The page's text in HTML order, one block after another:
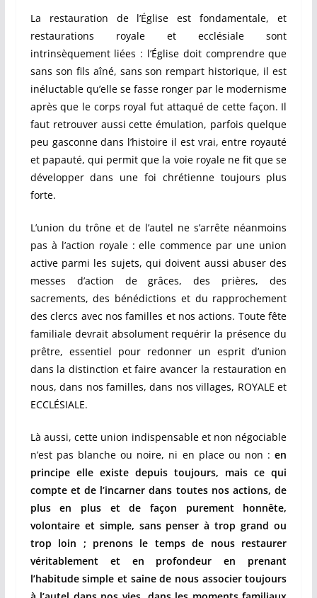
La restauration de l’Église est fondamentale, et
restaurations royale et ecclésiale sont
intrinsèquement liées : l’Église doit comprendre que
sans son fils aîné, sans son rempart historique, il est
inéluctable qu’elle se fasse ronger par le modernisme
après que le corps royal fut attaqué de cette façon. Il
faut retrouver aussi cette émulation, parfois quelque
peu gasconne dans l’histoire il est vrai, entre royauté
et papauté, qui permit que la voie royale ne fit que se
développer dans une foi chrétienne toujours plus
forte.
L’union du trône et de l’autel ne s’arrête néanmoins
pas à l’action royale : elle commence par une union
active parmi les sujets, qui doivent aussi abuser des
messes d’action de grâces, des prières, des
sacrements, des bénédictions et du rapprochement
des clercs avec nos familles et nos actions. Toute fête
familiale devrait absolument requérir la présence du
prêtre, essentiel pour redonner un esprit d’union
dans la distinction et faire avancer la restauration en
nous, dans nos familles, dans nos villages, ROYALE et
ECCLÉSIALE.
Là aussi, cette union indispensable et non négociable
n’est pas blanche ou noire, ni en place ou non :en
principe elle existe depuis toujours, mais ce qui
compte et de l’incarner dans toutes nos actions, de
plus en plus et de façon purement honnête,
volontaire et simple, sans penser à trop grand ou
trop loin ; prenons le temps de nous restaurer
véritablement et en profondeur en prenant
l’habitude simple et saine de nous associer toujours